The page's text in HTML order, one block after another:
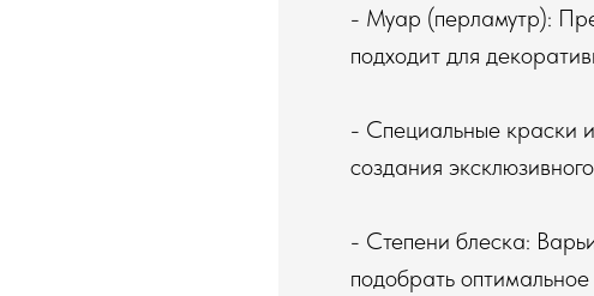
- Муар (перламутр):
подходит для
- Специальные краски
создания
- Степени блеска:
подобрать